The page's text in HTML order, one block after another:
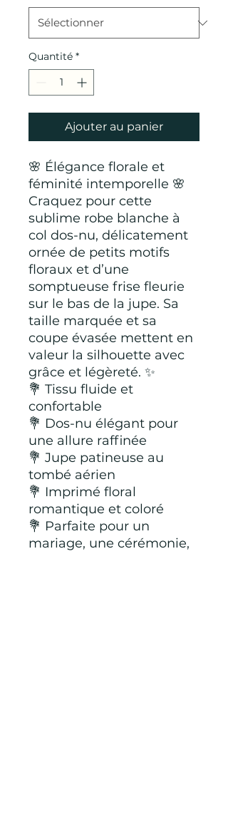
Quantité *
Ajouter au panier
🌸 Élégance florale et
féminité intemporelle 🌸
Craquez pour cette
sublime robe blanche à
col dos-nu, délicatement
ornée de petits motifs
floraux et d’une
somptueuse frise fleurie
sur le bas de la jupe. Sa
taille marquée et sa
coupe évasée mettent en
valeur la silhouette avec
grâce et légèreté. ✨
💐 Tissu fluide et
confortable
💐 Dos-nu élégant pour
une allure raffinée
💐 Jupe patineuse au
tombé aérien
💐 Imprimé floral
romantique et coloré
💐 Parfaite pour un
mariage, une cérémonie,